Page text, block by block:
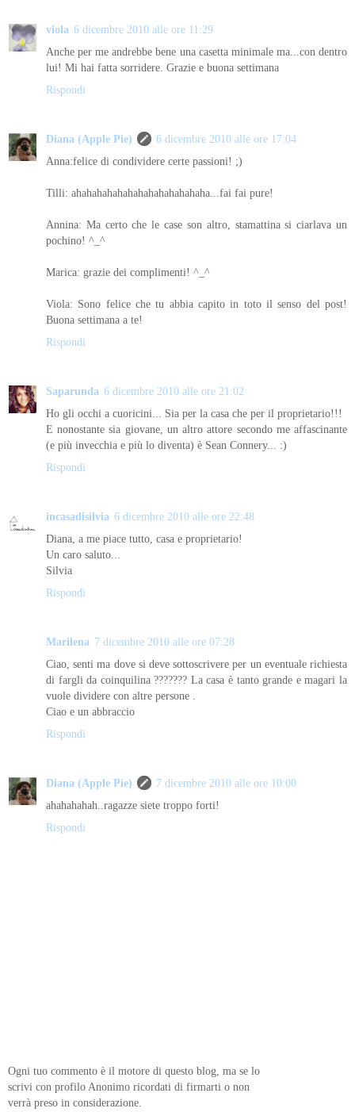
viola 6 dicembre 2010 alle ore 11:29
Anche per me andrebbe bene una casetta minimale ma...con dentro
lui! Mi hai fatta sorridere. Grazie e buona settimana
Rispondi
Diana (Apple Pie)
6 dicembre 2010 alle ore 17:04
Anna:felice di condividere certe passioni! ;)
Tilli: ahahahahahahahahahahahahaha...fai fai pure!
Annina: Ma certo che le case son altro, stamattina si ciarlava un
pochino! ^_^
Marica: grazie dei complimenti! ^_^
Viola: Sono felice che tu abbia capito in toto il senso del post!
Buona settimana a te!
Rispondi
Saparunda 6 dicembre 2010 alle ore 21:02
Ho gli occhi a cuoricini... Sia per la casa che per il proprietario!!!
E nonostante sia giovane, un altro attore secondo me affascinante
(e più invecchia e più lo diventa) è Sean Connery... :)
Rispondi
incasadisilvia 6 dicembre 2010 alle ore 22:48
Diana, a me piace tutto, casa e proprietario!
Un caro saluto...
Silvia
Rispondi
Marilena 7 dicembre 2010 alle ore 07:28
Ciao, senti ma dove si deve sottoscrivere per un eventuale richiesta
di fargli da coinquilina ??????? La casa è tanto grande e magari la
vuole dividere con altre persone .
Ciao e un abbraccio
Rispondi
Diana (Apple Pie)
7 dicembre 2010 alle ore 10:00
ahahahahah..ragazze siete troppo forti!
Rispondi
Ogni tuo commento è il motore di questo blog, ma se lo
scrivi con profilo Anonimo ricordati di firmarti o non
verrà preso in considerazione.